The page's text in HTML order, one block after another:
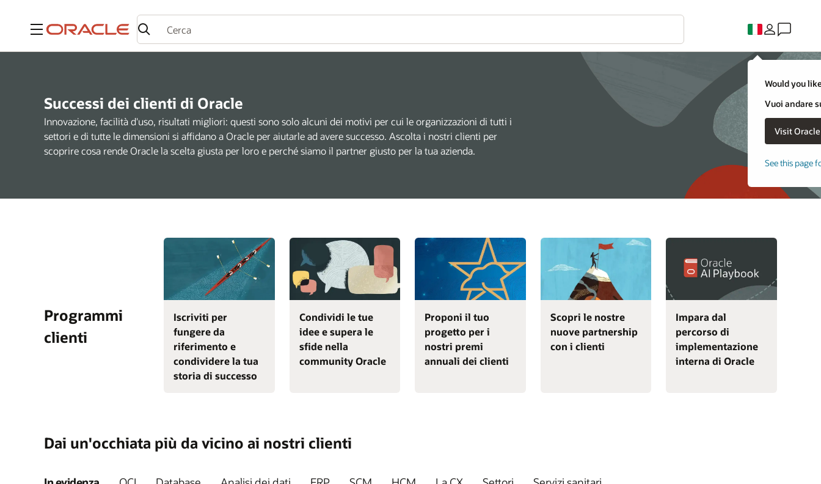
Menu
Would you
Vuoi andare
See this page
Successi dei clienti di Oracle
Innovazione, facilità d'uso, risultati migliori: questi sono solo alcuni dei motivi per cui le organizzazioni di tutti i
settori e di tutte le dimensioni si affidano a Oracle per aiutarle ad avere successo. Ascolta i nostri clienti per
scoprire cosa rende Oracle la scelta giusta per loro e perché siamo il partner giusto per la tua azienda.
Programmi
clienti
Iscriviti per
fungere da
riferimento e
condividere la tua
storia di successo
Condividi le tue
idee e supera le
sfide nella
community Oracle
Proponi il tuo
progetto per i
nostri premi
annuali dei clienti
Scopri le nostre
nuove partnership
con i clienti
Impara dal
percorso di
implementazione
interna di Oracle
Dai un'occhiata più da vicino ai nostri clienti